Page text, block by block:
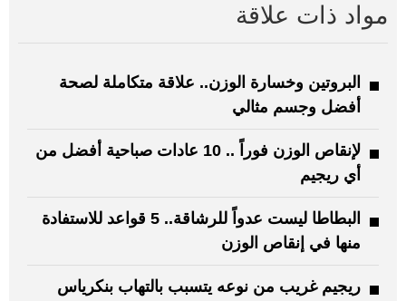
مواد ذات علاقة
البروتين وخسارة الوزن.. علاقة متكاملة لصحة
أفضل وجسم مثالي
لإنقاص الوزن فوراً .. 10 عادات صباحية أفضل من
أي ريجيم
البطاطا ليست عدواً للرشاقة.. 5 قواعد للاستفادة
منها في إنقاص الوزن
ريجيم غريب من نوعه يتسبب بالتهاب بنكرياس